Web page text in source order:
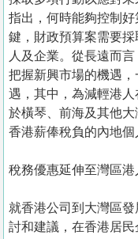
指出，何時能夠控制
鍵，財政預算案需要
人及企業。從長遠而
把握新興市場的機遇
遇，其中，為減輕港
於橫琴、前海及其他
香港薪俸稅負的內地個
稅務優惠延伸至灣區港
就香港公司到大灣區
討和建議，在香港居